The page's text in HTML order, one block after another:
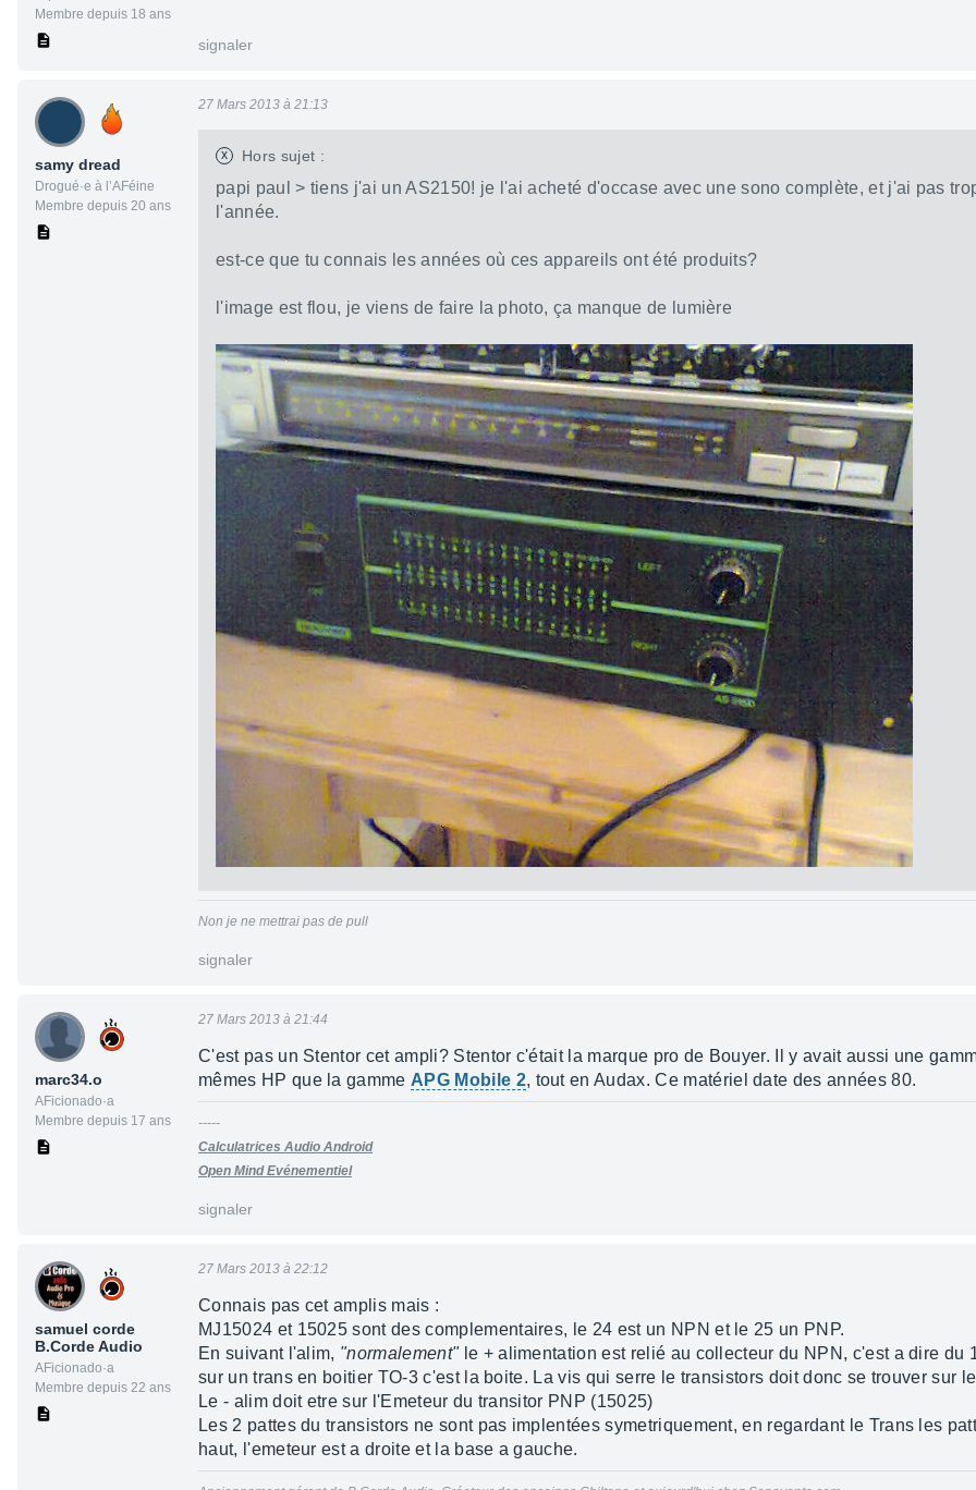
Membre depuis 18 ans
signaler
samy dread
Drogué·e à l’AFéine
Membre depuis 20 ans
27 Mars 2013 à 21:13
x Hors sujet :
papi paul > tiens j'ai un AS2150! je l'ai acheté d'occase avec une sono complète, et j'ai pas
l'année.
est-ce que tu connais les années où ces appareils ont été produits?
l'image est flou, je viens de faire la photo, ça manque de lumière
Non je ne mettrai pas de pull
signaler
marc34.o
AFicionado·a
Membre depuis 17 ans
27 Mars 2013 à 21:44
C'est pas un Stentor cet ampli? Stentor c'était la marque pro de Bouyer. Il y avait aussi une
mêmes HP que la gamme APG Mobile 2, tout en Audax. Ce matériel date des années 80.
-----
Calculatrices Audio Android
Open Mind Evénementiel
signaler
samuel corde
B.Corde Audio
AFicionado·a
Membre depuis 22 ans
27 Mars 2013 à 22:12
Connais pas cet amplis mais :
MJ15024 et 15025 sont des complementaires, le 24 est un NPN et le 25 un PNP.
En suivant l'alim, "normalement"le + alimentation est relié au collecteur du NPN, c'est a dire du
sur un trans en boitier TO-3 c'est la boite. La vis qui serre le transistors doit donc se trouver sur
Le - alim doit etre sur l'Emeteur du transitor PNP (15025)
Les 2 pattes du transistors ne sont pas implentées symetriquement, en regardant le Trans les
haut, l'emeteur est a droite et la base a gauche.